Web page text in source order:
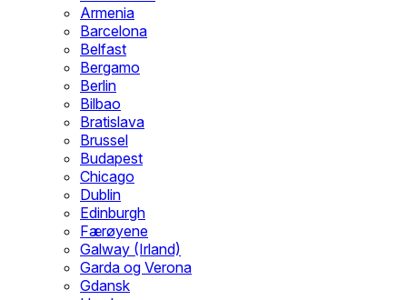
Armenia
Barcelona
Belfast
Bergamo
Berlin
Bilbao
Bratislava
Brussel
Budapest
Chicago
Dublin
Edinburgh
Færøyene
Galway (Irland)
Garda og Verona
Gdansk